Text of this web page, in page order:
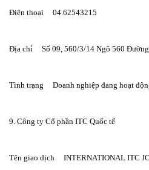
Điện thoại     04.62543215
Địa chỉ     Số 09, 560/3/14 Ngõ 560
Tình trạng     Doanh nghiệp đang hoạt
9. Công ty Cổ phần ITC Quốc tế
Tên giao dịch     INTERNATIONAL ITC